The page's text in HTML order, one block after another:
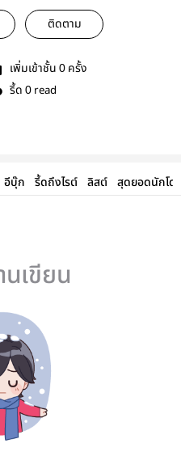
ติดตาม
เพิ่มเข้าชั้น 0 ครั้ง
รี้ด 0 read
อีบุ๊ก รี้ดถึงไรต์ ลิสต์ สุดยอดนักโด
เขียน